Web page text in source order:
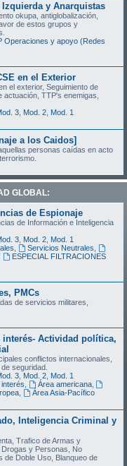
y Anarquistas
okupa, antiglobalización,
de estos grupos y
Operaciones y apoyo (Redes
en el Exterior
el exterior, Seguimiento de
TTP's enemigas,
3 Mod. 2 Mod. 1
a los Caidos]
personas caídas en acto
GLOBAL:
de Espionaje
de Información e Inteligencia
3 Mod. 2 Mod. 1
Servicios Neutrales
ESPECIAL FILTRACIONES
PMCs
de servicios militares,
interés- Actividad política,
conflictos internacionales,
seguridad.
3 Mod. 2 Mod. 1
Área americana,
,
Área Asia-Pacífico
Inteligencia Criminal y
Trafico de Armas y
y Personas, No
de Doble Uso, Blanqueo de